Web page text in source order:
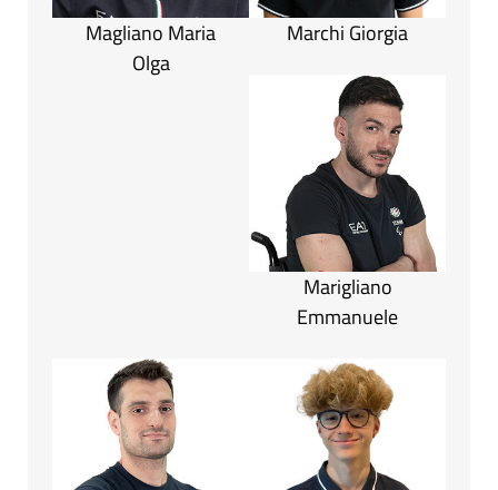
Magliano Maria
Olga
Marchi Giorgia
Marigliano
Emmanuele